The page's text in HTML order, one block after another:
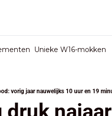
Unieke W16-mokken